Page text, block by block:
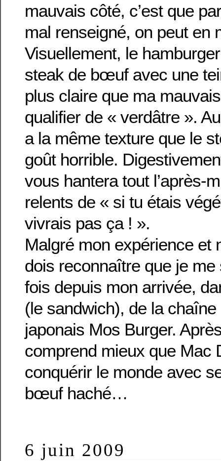
mauvais côté, c’est que
mal renseigné, on peut
Visuellement, le
steak de bœuf avec une
plus claire que ma
qualifier de « verdâtre ».
a la même texture que le
goût horrible.
vous hantera tout l’après-
relents de « si tu étais
vivrais pas ça ! ».
Malgré mon expérience et
dois reconnaître que je
fois depuis mon arrivée,
(le sandwich), de la
japonais Mos Burger.
comprend mieux que Mac
conquérir le monde avec
bœuf haché…
6 juin 2009